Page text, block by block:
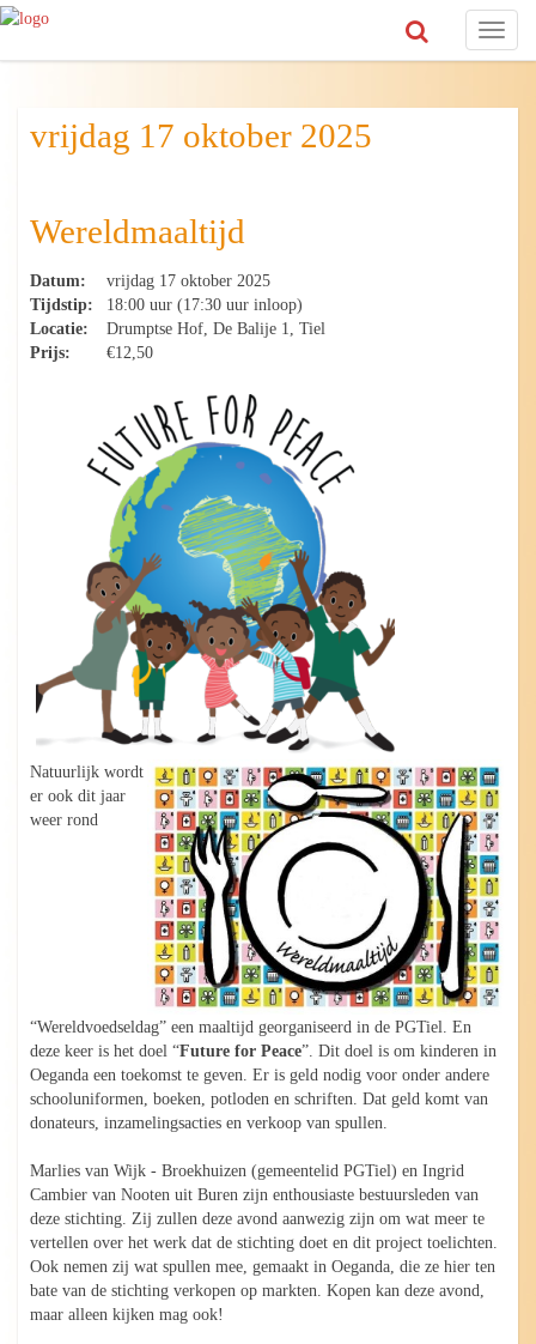
Toggle
vrijdag 17 oktober 2025
Wereldmaaltijd
Datum:
vrijdag 17 oktober 2025
Tijdstip:
18:00 uur (17:30 uur inloop)
Locatie:
Drumptse Hof, De Balije 1, Tiel
Prijs:
€12,50
Natuurlijk wordt
er ook dit jaar
weer rond
“Wereldvoedseldag” een maaltijd georganiseerd in de PGTiel. En
deze keer is het doel “Future for Peace”. Dit doel is om kinderen in
Oeganda een toekomst te geven. Er is geld nodig voor onder andere
schooluniformen, boeken, potloden en schriften. Dat geld komt van
donateurs, inzamelingsacties en verkoop van spullen.
Marlies van Wijk - Broekhuizen (gemeentelid PGTiel) en Ingrid
Cambier van Nooten uit Buren zijn enthousiaste bestuursleden van
deze stichting. Zij zullen deze avond aanwezig zijn om wat meer te
vertellen over het werk dat de stichting doet en dit project toelichten.
Ook nemen zij wat spullen mee, gemaakt in Oeganda, die ze hier ten
bate van de stichting verkopen op markten. Kopen kan deze avond,
maar alleen kijken mag ook!